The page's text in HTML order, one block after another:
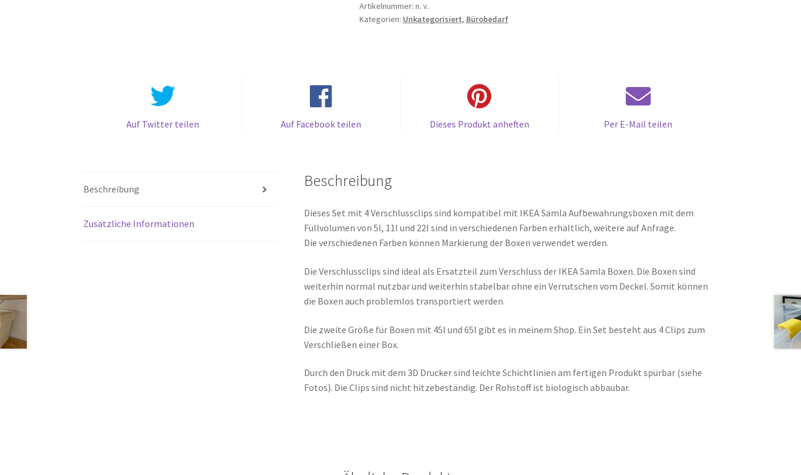
Clip
5,
Menge
Artikelnummer: n. v.
Kategorien: Unkategorisiert, Bürobedarf
Auf Twitter teilen Auf Facebook teilen Dieses Produkt anheften Per E-Mail teilen
Beschreibung
Zusätzliche Informationen
Beschreibung
Dieses Set mit 4 Verschlussclips sind kompatibel mit IKEA Samla Aufbewahrungsboxen mit dem
Füllvolumen von 5l, 11l und 22l sind in verschiedenen Farben erhältlich, weitere auf Anfrage.
Die verschiedenen Farben können Markierung der Boxen verwendet werden.
Die Verschlussclips sind ideal als Ersatzteil zum Verschluss der IKEA Samla Boxen. Die Boxen sind
weiterhin normal nutzbar und weiterhin stabelbar ohne ein Verrutschen vom Deckel. Somit können
die Boxen auch problemlos transportiert werden.
Die zweite Größe für Boxen mit 45l und 65l gibt es in meinem Shop. Ein Set besteht aus 4 Clips zum
Verschließen einer Box.
Durch den Druck mit dem 3D Drucker sind leichte Schichtlinien am fertigen Produkt spürbar (siehe
Fotos). Die Clips sind nicht hitzebeständig. Der Rohstoff ist biologisch abbaubar.